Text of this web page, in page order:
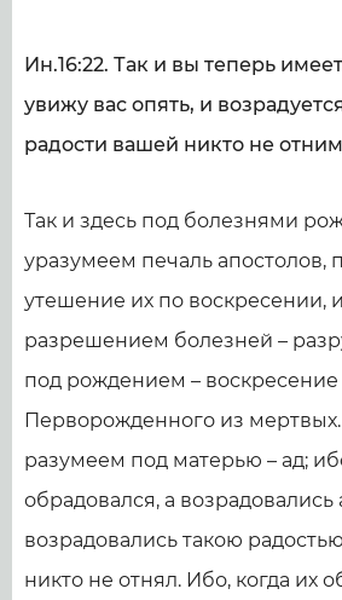
Ин.16:22. Так и вы теперь
увижу вас опять, и
радости вашей никто не
Так и здесь под болезнями
уразумеем печаль апостолов,
утешение их по воскресении,
разрешением болезней –
под рождением – воскресение
Перворожденного из
разумеем под матерью – ад;
обрадовался, а возрадовались
возрадовались такою
никто не отнял. Ибо, когда их